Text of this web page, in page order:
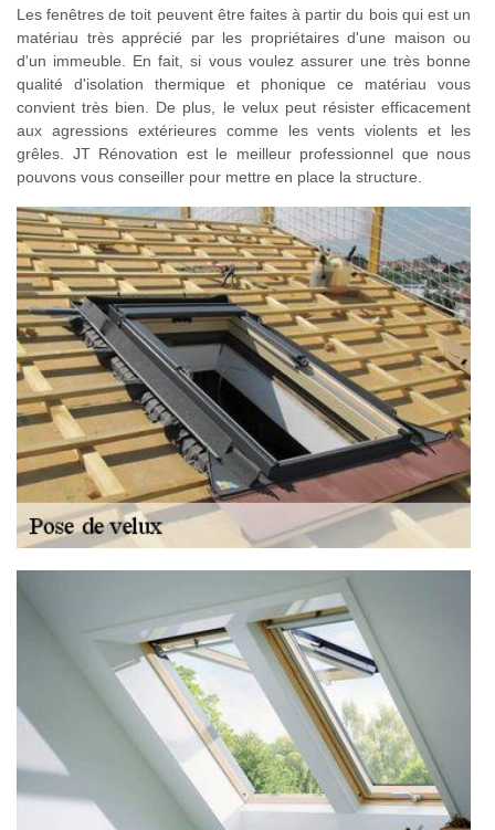
Les fenêtres de toit peuvent être faites à partir du bois qui est un
matériau très apprécié par les propriétaires d'une maison ou
d'un immeuble. En fait, si vous voulez assurer une très bonne
qualité d'isolation thermique et phonique ce matériau vous
convient très bien. De plus, le velux peut résister efficacement
aux agressions extérieures comme les vents violents et les
grêles. JT Rénovation est le meilleur professionnel que nous
pouvons vous conseiller pour mettre en place la structure.